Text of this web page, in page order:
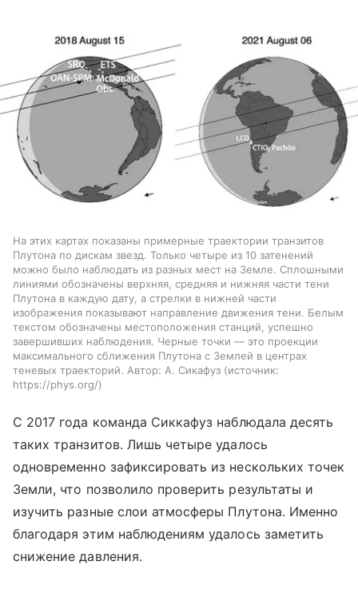
На этих картах показаны примерные траектории транзитов
Плутона по дискам звезд. Только четыре из 10 затенений
можно было наблюдать из разных мест на Земле. Сплошными
линиями обозначены верхняя, средняя и нижняя части тени
Плутона в каждую дату, а стрелки в нижней части
изображения показывают направление движения тени. Белым
текстом обозначены местоположения станций, успешно
завершивших наблюдения. Черные точки — это проекции
максимального сближения Плутона с Землей в центрах
теневых траекторий. Автор: А. Сикафуз
источник:
https://phys.org/
С 2017 года команда Сиккафуз наблюдала десять
таких транзитов. Лишь четыре удалось
одновременно зафиксировать из нескольких точек
Земли, что позволило проверить результаты и
изучить разные слои атмосферы Плутона. Именно
благодаря этим наблюдениям удалось заметить
снижение давления.